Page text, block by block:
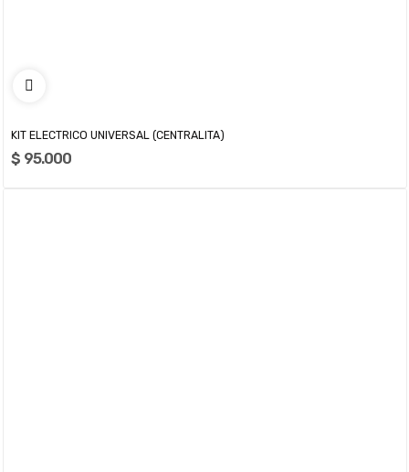
KIT ELECTRICO UNIVERSAL (CENTRALITA)
$ 95.000